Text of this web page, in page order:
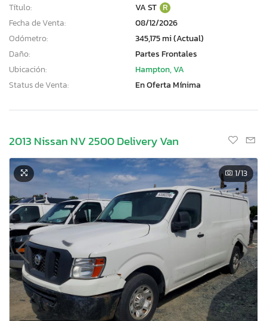
Título: VA ST R
Fecha de Venta:
08/12/2026
Odómetro:
345,175 mi (Actual)
Daño:
Partes Frontales
Ubicación:
Hampton, VA
Status de Venta:
En Oferta Mínima
2013 Nissan NV 2500 Delivery Van
1/13